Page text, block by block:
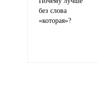
без слова
«которая»?